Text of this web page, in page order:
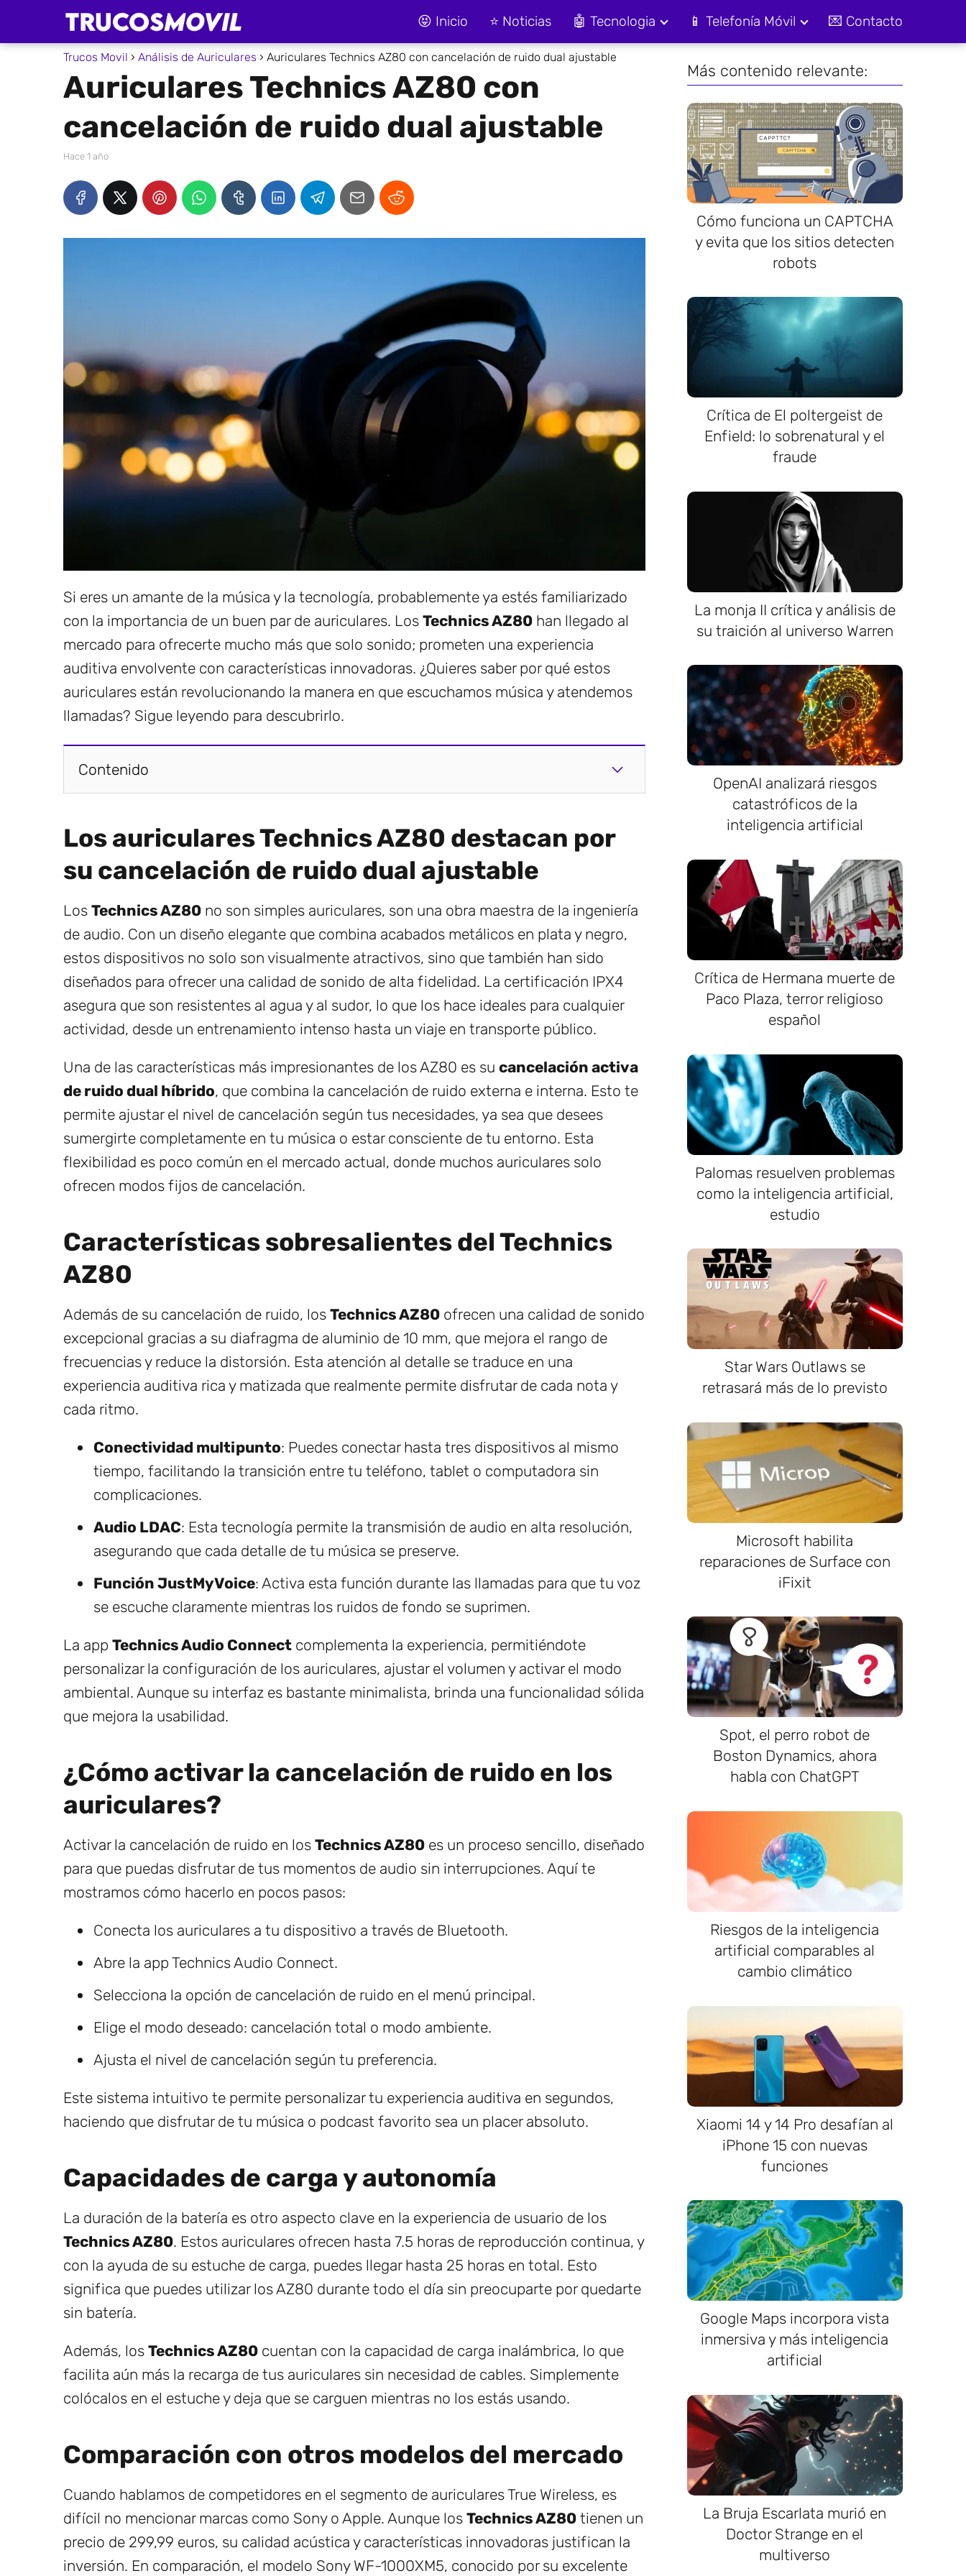
😝 Inicio ⭐ Noticias 🤖 Tecnologia 📱 Telefonía Móvil 💌 Contacto
Trucos Movil Análisis de Auriculares Auriculares Technics AZ80 con cancelación de ruido dual ajustable
Auriculares Technics AZ80 con
cancelación de ruido dual ajustable
hace 1 año
Si eres un amante de la música y la tecnología, probablemente ya estés familiarizado
con la importancia de un buen par de auriculares. Los Technics AZ80 han llegado al
mercado para ofrecerte mucho más que solo sonido; prometen una experiencia
auditiva envolvente con características innovadoras. ¿Quieres saber por qué estos
auriculares están revolucionando la manera en que escuchamos música y atendemos
llamadas? Sigue leyendo para descubrirlo.
Contenido
Los auriculares Technics AZ80 destacan por
su cancelación de ruido dual ajustable
Los Technics AZ80 no son simples auriculares, son una obra maestra de la ingeniería
de audio. Con un diseño elegante que combina acabados metálicos en plata y negro,
estos dispositivos no solo son visualmente atractivos, sino que también han sido
diseñados para ofrecer una calidad de sonido de alta fidelidad. La certificación IPX4
asegura que son resistentes al agua y al sudor, lo que los hace ideales para cualquier
actividad, desde un entrenamiento intenso hasta un viaje en transporte público.
Una de las características más impresionantes de los AZ80 es su cancelación activa
de ruido dual híbrido, que combina la cancelación de ruido externa e interna. Esto te
permite ajustar el nivel de cancelación según tus necesidades, ya sea que desees
sumergirte completamente en tu música o estar consciente de tu entorno. Esta
flexibilidad es poco común en el mercado actual, donde muchos auriculares solo
ofrecen modos fijos de cancelación.
Características sobresalientes del Technics
AZ80
Además de su cancelación de ruido, los Technics AZ80 ofrecen una calidad de sonido
excepcional gracias a su diafragma de aluminio de 10 mm, que mejora el rango de
frecuencias y reduce la distorsión. Esta atención al detalle se traduce en una
experiencia auditiva rica y matizada que realmente permite disfrutar de cada nota y
cada ritmo.
Conectividad multipunto: Puedes conectar hasta tres dispositivos al mismo
tiempo, facilitando la transición entre tu teléfono, tablet o computadora sin
complicaciones.
Audio LDAC: Esta tecnología permite la transmisión de audio en alta resolución,
asegurando que cada detalle de tu música se preserve.
Función JustMyVoice: Activa esta función durante las llamadas para que tu voz
se escuche claramente mientras los ruidos de fondo se suprimen.
La app Technics Audio Connect complementa la experiencia, permitiéndote
personalizar la configuración de los auriculares, ajustar el volumen y activar el modo
ambiental. Aunque su interfaz es bastante minimalista, brinda una funcionalidad sólida
que mejora la usabilidad.
¿Cómo activar la cancelación de ruido en los
auriculares?
Activar la cancelación de ruido en los Technics AZ80 es un proceso sencillo, diseñado
para que puedas disfrutar de tus momentos de audio sin interrupciones. Aquí te
mostramos cómo hacerlo en pocos pasos:
Conecta los auriculares a tu dispositivo a través de Bluetooth.
Abre la app Technics Audio Connect.
Selecciona la opción de cancelación de ruido en el menú principal.
Elige el modo deseado: cancelación total o modo ambiente.
Ajusta el nivel de cancelación según tu preferencia.
Este sistema intuitivo te permite personalizar tu experiencia auditiva en segundos,
haciendo que disfrutar de tu música o podcast favorito sea un placer absoluto.
Capacidades de carga y autonomía
La duración de la batería es otro aspecto clave en la experiencia de usuario de los
Technics AZ80. Estos auriculares ofrecen hasta 7.5 horas de reproducción continua, y
con la ayuda de su estuche de carga, puedes llegar hasta 25 horas en total. Esto
significa que puedes utilizar los AZ80 durante todo el día sin preocuparte por quedarte
sin batería.
Además, los Technics AZ80 cuentan con la capacidad de carga inalámbrica, lo que
facilita aún más la recarga de tus auriculares sin necesidad de cables. Simplemente
colócalos en el estuche y deja que se carguen mientras no los estás usando.
Comparación con otros modelos del mercado
Cuando hablamos de competidores en el segmento de auriculares True Wireless, es
difícil no mencionar marcas como Sony o Apple. Aunque los Technics AZ80 tienen un
precio de 299,99 euros, su calidad acústica y características innovadoras justifican la
inversión. En comparación, el modelo Sony WF-1000XM5, conocido por su excelente
Más contenido relevante:
Cómo funciona un CAPTCHA
y evita que los sitios detecten
robots
Crítica de El poltergeist de
Enfield: lo sobrenatural y el
fraude
La monja II crítica y análisis de
su traición al universo Warren
OpenAI analizará riesgos
catastróficos de la
inteligencia artificial
Crítica de Hermana muerte de
Paco Plaza, terror religioso
español
Palomas resuelven problemas
como la inteligencia artificial,
estudio
Star Wars Outlaws se
retrasará más de lo previsto
Microsoft habilita
reparaciones de Surface con
iFixit
Spot, el perro robot de
Boston Dynamics, ahora
habla con ChatGPT
Riesgos de la inteligencia
artificial comparables al
cambio climático
Xiaomi 14 y 14 Pro desafían al
iPhone 15 con nuevas
funciones
Google Maps incorpora vista
inmersiva y más inteligencia
artificial
La Bruja Escarlata murió en
Doctor Strange en el
multiverso